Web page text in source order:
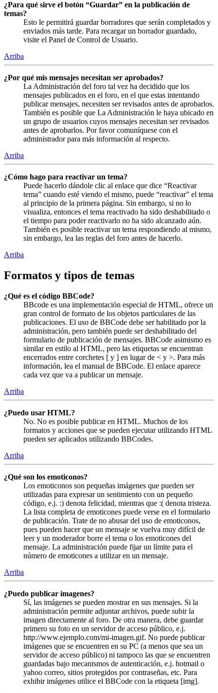
¿Para qué sirve el botón “Guardar” en la publicación de
temas?
Esto le permitirá guardar borradores que serán completados y
enviados más tarde. Para recargar un borrador guardado,
visite el Panel de Control de Usuario.
Arriba
¿Por qué mis mensajes necesitan ser aprobados?
La Administración del foro tal vez ha decidido que los
mensajes publicados en el foro, en el que estas intentando
publicar mensajes, necesiten ser revisados antes de aprobarlos.
También es posible que La Administración le haya ubicado en
un grupo de usuarios cuyos mensajes necesitan ser revisados
antes de aprobarlos. Por favor comuníquese con el
administrador para más información al respecto.
Arriba
¿Cómo hago para reactivar un tema?
Puede hacerlo dándole clic al enlace que dice “Reactivar
tema” cuando esté viendo el mismo, puede “reactivar” el tema
al principio de la primera página. Sin embargo, si no lo
visualiza, entonces el tema reactivado ha sido deshabilitado o
el tiempo para poder reactivarlo no ha sido alcanzado aún.
También es posible reactivar un tema respondiendo al mismo,
sin embargo, lea las reglas del foro antes de hacerlo.
Arriba
Formatos y tipos de temas
¿Qué es el código BBCode?
BBcode es una implementación especial de HTML, ofrece un
gran control de formato de los objetos particulares de las
publicaciones. El uso de BBCode debe ser habilitado por la
administración, pero también puede ser deshabilitado del
formulario de publicación de mensajes. BBCode asimismo es
similar en estilo al HTML, pero las etiquetas se encuentran
encerrados entre corchetes [ y ] en lugar de < y >. Para más
información, lea el manual de BBCode. El enlace aparece
cada vez que va a publicar un mensaje.
Arriba
¿Puedo usar HTML?
No. No es posible publicar en HTML. Muchos de los
formatos y acciones que se pueden ejecutar utilizando HTML
pueden ser aplicados utilizando BBCodes.
Arriba
¿Qué son los emoticonos?
Los emoticonos son pequeñas imágenes que pueden ser
utilizadas para expresar un sentimiento con un pequeño
código, e.j. :) denota felicidad, mientras que :( denota tristeza.
La lista completa de emoticones puede verse en el formulario
de publicación. Trate de no abusar del uso de emoticonos,
pues pueden hacer que un mensaje se vuelva muy difícil de
leer y un moderador borre el tema o los emoticones del
mensaje. La administración puede fijar un límite para el
número de emoticones a utilizar en un mensaje.
Arriba
¿Puedo publicar imagenes?
Sí, las imágenes se pueden mostrar en sus mensajes. Si la
administración permite adjuntar archivos, puede subir la
imagen directamente al foro. De otra manera, debe guardar
primero su foto en un servidor de acceso público, e.j.
http://www.ejemplo.com/mi-imagen.gif. No puede publicar
imágenes que se encuentren en su PC (a menos que sea un
servidor de acceso público) ni tampoco las que se encuentren
guardadas bajo mecanismos de autenticación, e.j. hotmail o
yahoo correo, sitios protegidos por contraseñas, etc. Para
exhibir imágenes utilice el BBCode con la etiqueta [img].